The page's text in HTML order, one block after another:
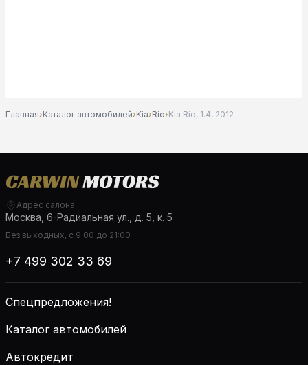
Главная›Каталог автомобилей›Kia›Rio›Kia Rio, 1.4, 2012
Адрес салона
Москва, 6-Радиальная ул., д. 5, к. 5
Без выходных, с 9:00 до 21:00
+7 499 302 33 69
Спецпредложения!
Каталог автомобилей
Автокредит